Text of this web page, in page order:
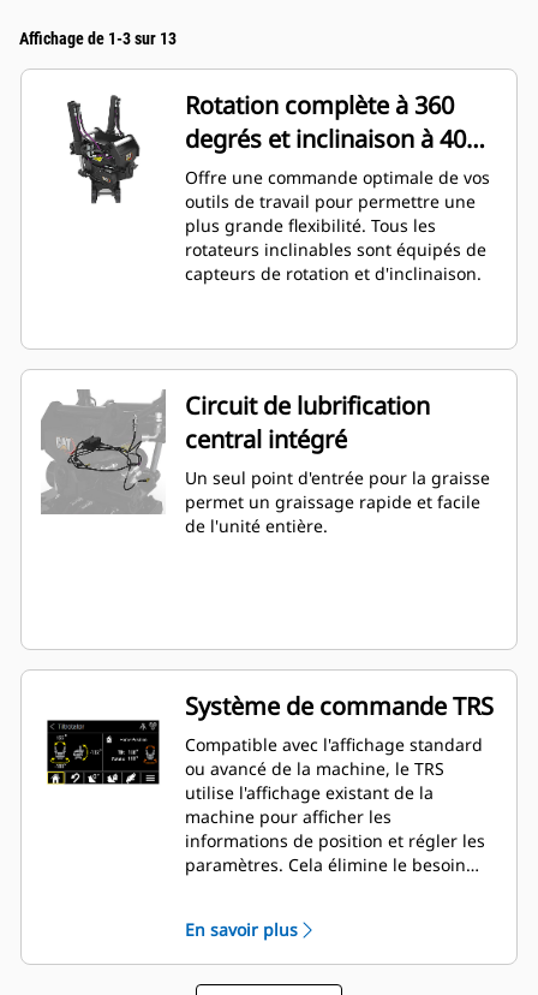
Affichage de 1-3 sur 13
Rotation complète à 360
degrés et inclinaison à 40
degrés
Offre une commande optimale de vos
outils de travail pour permettre une
plus grande flexibilité. Tous les
rotateurs inclinables sont équipés de
capteurs de rotation et d'inclinaison.
Circuit de lubrification
central intégré
Un seul point d'entrée pour la graisse
permet un graissage rapide et facile
de l'unité entière.
Système de commande TRS
Compatible avec l'affichage standard
ou avancé de la machine, le TRS
utilise l'affichage existant de la
machine pour afficher les
informations de position et régler les
paramètres. Cela élimine le besoin
hydraulique.
En savoir plus